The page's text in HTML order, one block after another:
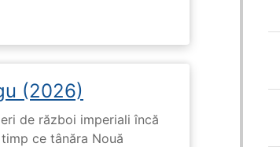
(2026)
de război imperiali încă
ce tânăra Nouă